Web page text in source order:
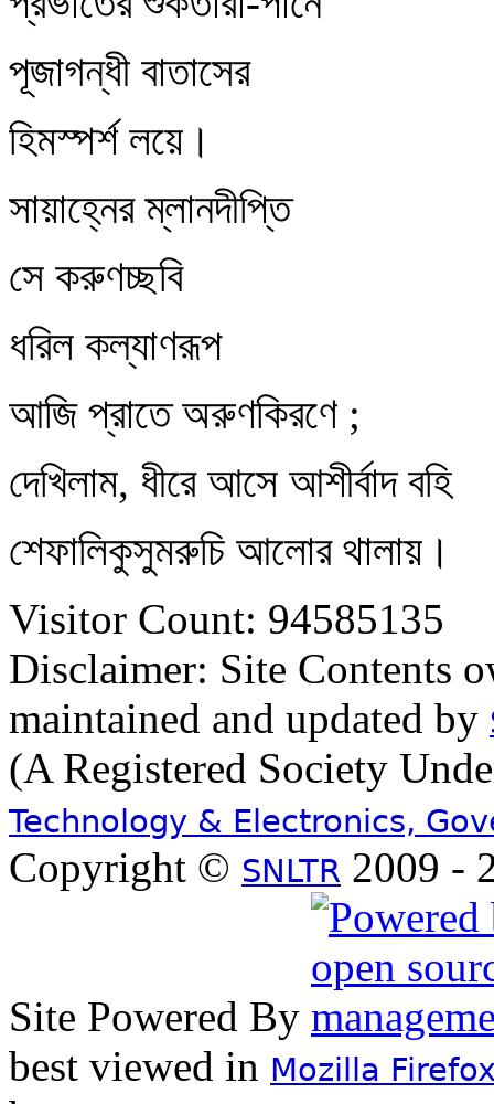
পূজাগন্ধী বাতাসের
হিমস্পর্শ লয়ে।
সায়াহ্নের ম্লানদীপ্তি
সে করুণচ্ছবি
ধরিল কল্যাণরূপ
আজি প্রাতে অরুণকিরণে ;
দেখিলাম, ধীরে আসে আশীর্বাদ বহি
শেফালিকুসুমরুচি আলোর থালায়।
Visitor Count: 94585135
Disclaimer: Site Contents
maintained and updated by
(A Registered Society
Technology & Electronics,
Copyright © SNLTR 2009 -
Site Powered By
best viewed in Mozilla